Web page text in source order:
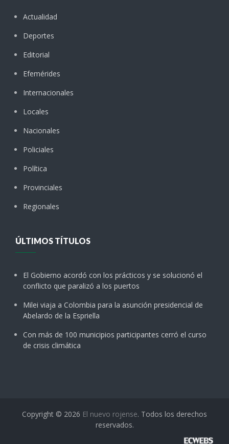
Actualidad
Deportes
Editorial
Efemérides
Internacionales
Locales
Nacionales
Policiales
Política
Provinciales
Regionales
ÚLTIMOS TÍTULOS
El Gobierno acordó con los prácticos y se solucionó el
conflicto que paralizó a los puertos
Milei viaja a Colombia para la asunción presidencial de
Abelardo de la Espriella
Con más de 100 municipios participantes cerró el curso
de crisis climática
Copyright © 2026 El nuevo rojense. Todos los derechos
reservados.